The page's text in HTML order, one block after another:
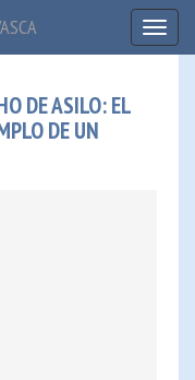
DE ASILO: EL
DE UN